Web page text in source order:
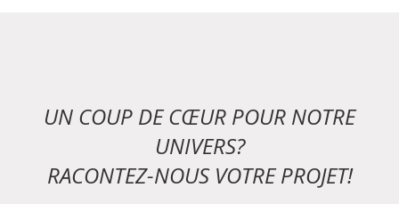
UN COUP DE CŒUR POUR NOTRE
UNIVERS?
RACONTEZ-NOUS VOTRE PROJET!